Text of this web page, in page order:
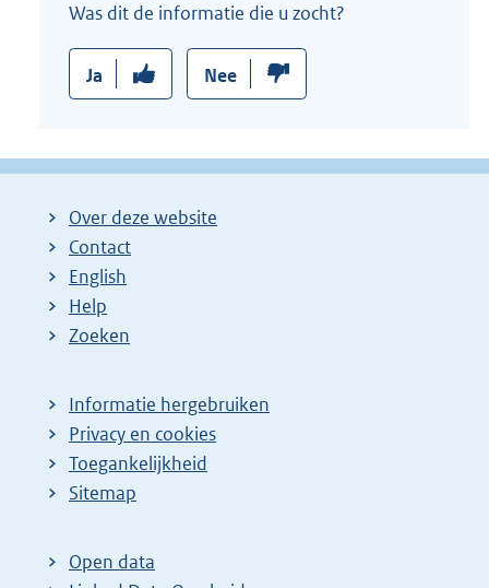
Was dit de informatie die u zocht?
Ja Nee
Over deze website
Contact
English
Help
Zoeken
Informatie hergebruiken
Privacy en cookies
Toegankelijkheid
Sitemap
Open data